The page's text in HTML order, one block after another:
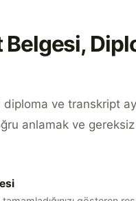
ve transkript
anlamak ve